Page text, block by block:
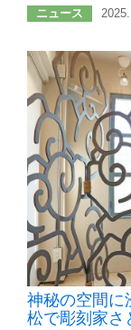
ニュース
神秘の空間
松で彫刻家さ